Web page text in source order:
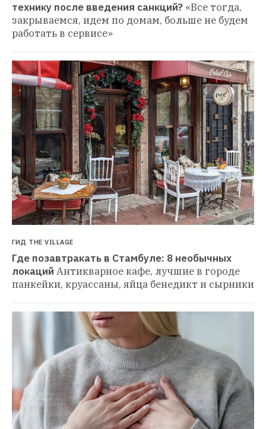
технику после введения санкций? «Все тогда,
закрываемся, идем по домам, больше не будем
работать в сервисе»
ГИД THE VILLAGE
Где позавтракать в Стамбуле: 8 необычных
локаций Антикварное кафе, лучшие в городе
панкейки, круассаны, яйца бенедикт и сырники